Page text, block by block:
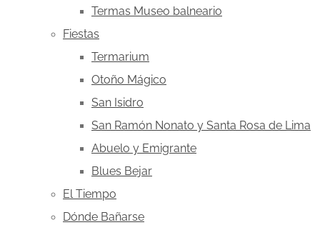
Termas Museo balneario
Fiestas
Termarium
Otoño Mágico
San Isidro
San Ramón Nonato y Santa Rosa de Lima
Abuelo y Emigrante
Blues Bejar
El Tiempo
Dónde Bañarse